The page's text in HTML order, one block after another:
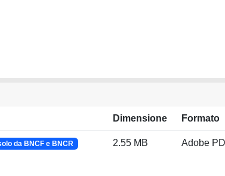
Dimensione Formato
da BNCF e BNCR 2.55 MB Adobe